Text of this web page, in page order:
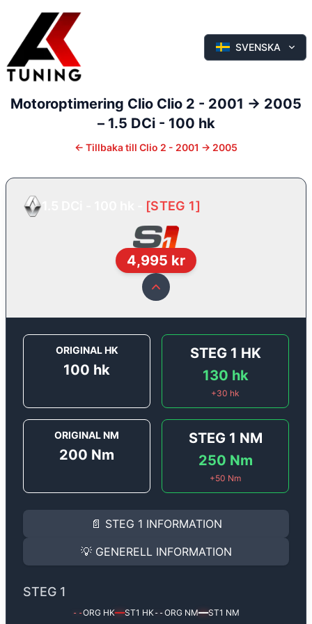
SVENSKA
Motoroptimering Clio Clio 2 - 2001 -> 2005
– 1.5 DCi - 100 hk
← Tillbaka till Clio 2 - 2001 -> 2005
[STEG 1]
4,995 kr
ORIGINAL HK
100 hk
STEG 1 HK
130 hk
+30 hk
ORIGINAL NM
200 Nm
STEG 1 NM
250 Nm
+50 Nm
📄 STEG 1 INFORMATION
INFORMATION
Steg 1
Renault Clio 1.5 DCi - 100
Effekten ökar från100 hktill130 hkoch
(+30 hk & +50 Nm).
Ger mer effekt, högre vridmoment, lägre
Steg 1 mjukvara justerar vi ett antal
💡 GENERELL INFORMATION
✅ All mjukvara är skräddarsydd för din bil
✅ Felsökning inann samt efter optimering
STEG 1
--ORG HK━━ST1 HK--ORG NM━━ST1 NM